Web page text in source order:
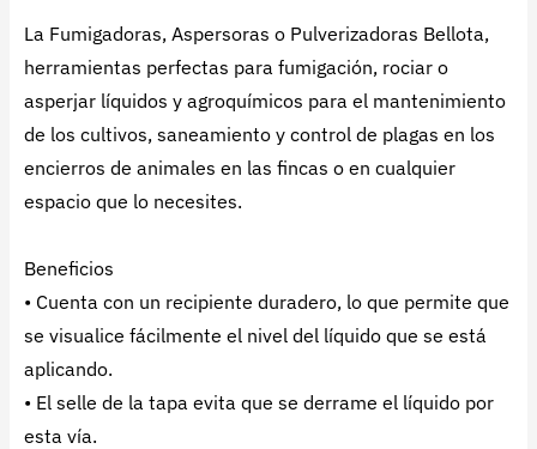
La Fumigadoras, Aspersoras o Pulverizadoras Bellota,
herramientas perfectas para fumigación, rociar o
asperjar líquidos y agroquímicos para el mantenimiento
de los cultivos, saneamiento y control de plagas en los
encierros de animales en las fincas o en cualquier
espacio que lo necesites.
Beneficios
• Cuenta con un recipiente duradero, lo que permite que
se visualice fácilmente el nivel del líquido que se está
aplicando.
• El selle de la tapa evita que se derrame el líquido por
esta vía.